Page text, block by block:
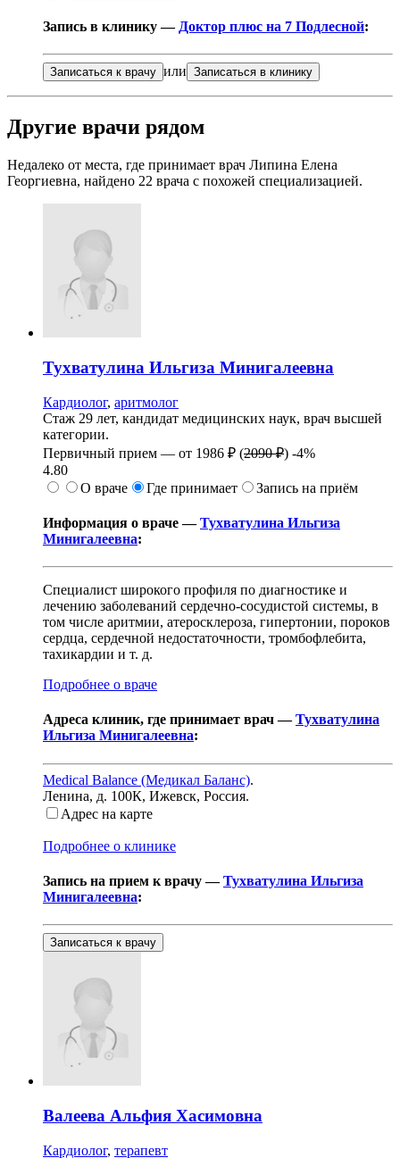
Запись в клинику — Доктор плюс на 7 Подлесной:
Записаться к врачу или Записаться в клинику
Другие врачи рядом
Недалеко от места, где принимает врач Липина Елена
Георгиевна, найдено 22 врача с похожей специализацией.
Тухватулина Ильгиза Минигалеевна
Кардиолог, аритмолог
Стаж 29 лет, кандидат медицинских наук, врач высшей
категории.
Первичный прием — от 1986 ₽ (2090 ₽) -4%
4.80
О враче
Где принимает Запись на приём
Информация о враче —Тухватулина Ильгиза
Минигалеевна:
Специалист широкого профиля по диагностике и
лечению заболеваний сердечно-сосудистой системы, в
том числе аритмии, атеросклероза, гипертонии, пороков
сердца, сердечной недостаточности, тромбофлебита,
тахикардии и т. д.
Подробнее о враче
Адреса клиник, где принимает врач —Тухватулина
Ильгиза Минигалеевна:
Medical Balance (Медикал Баланс).
Ленина, д. 100К, Ижевск, Россия.
Адрес на карте
Подробнее о клинике
Запись на прием к врачу —Тухватулина Ильгиза
Минигалеевна:
Записаться к врачу
Валеева Альфия Хасимовна
Кардиолог, терапевт